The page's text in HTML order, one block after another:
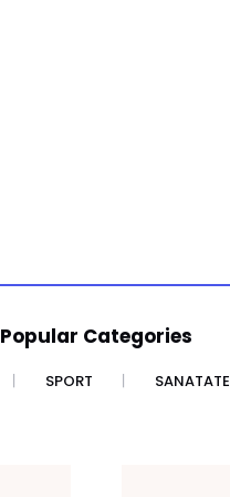
Popular Categories
SPORT SANATATE